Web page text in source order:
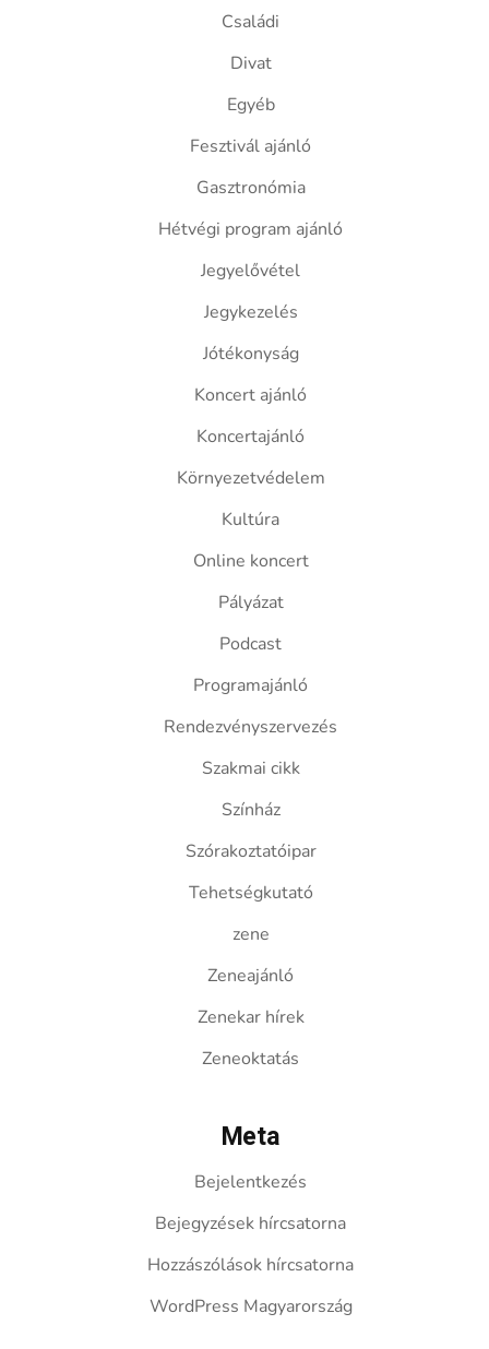
Családi
Divat
Egyéb
Fesztivál ajánló
Gasztronómia
Hétvégi program ajánló
Jegyelővétel
Jegykezelés
Jótékonyság
Koncert ajánló
Koncertajánló
Környezetvédelem
Kultúra
Online koncert
Pályázat
Podcast
Programajánló
Rendezvényszervezés
Szakmai cikk
Színház
Szórakoztatóipar
Tehetségkutató
zene
Zeneajánló
Zenekar hírek
Zeneoktatás
Meta
Bejelentkezés
Bejegyzések hírcsatorna
Hozzászólások hírcsatorna
WordPress Magyarország